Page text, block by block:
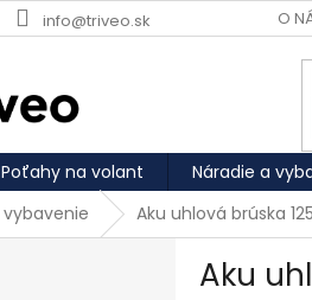
info@triveo.sk O
Poťahy na volant Náradie a
Aku uhlová brúska
Aku